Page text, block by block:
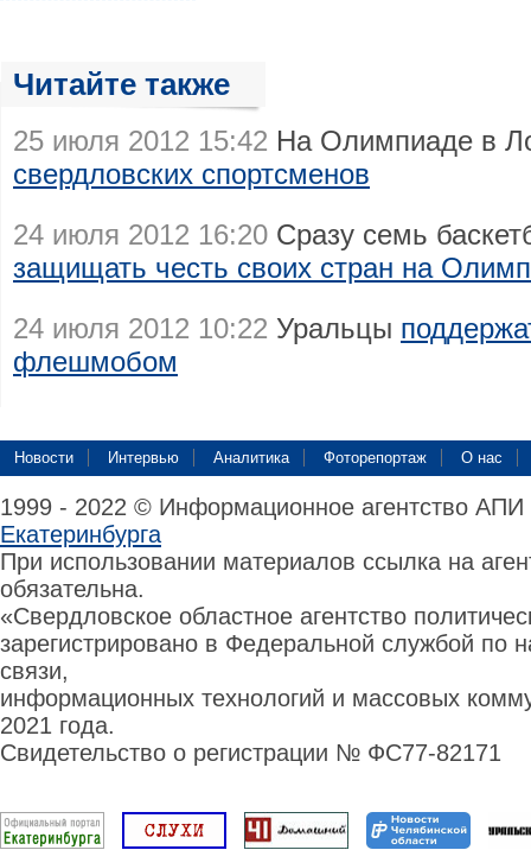
Читайте также
25 июля 2012 15:42 На Олимпиаде в
свердловских спортсменов
24 июля 2012 16:20 Сразу семь
защищать честь своих стран на
24 июля 2012 10:22 Уральцы
флешмобом
Новости Интервью Аналитика Фоторепортаж О нас
1999 - 2022 © Информационное агентство
Екатеринбурга
При использовании материалов ссылка на
обязательна.
«Свердловское областное агентство
зарегистрировано в Федеральной службой по
связи,
информационных технологий и массовых
2021 года.
Свидетельство о регистрации № ФС77-82171